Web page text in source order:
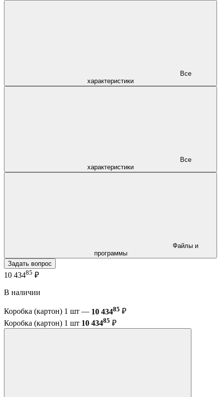
характеристики
характеристики
программы
Задать вопрос
10 43485 ₽
В наличии
Коробка (картон) 1 шт — 10 43485 ₽
Коробка (картон) 1 шт 10 43485 ₽